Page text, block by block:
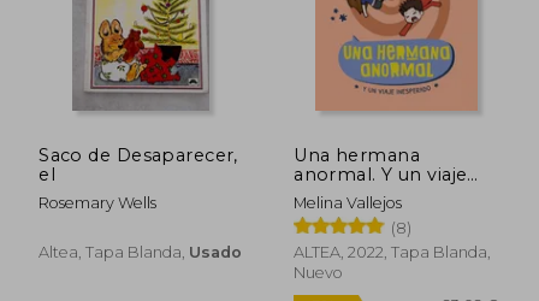
5% 24,25 € 5%
dcto.
Saco de Desaparecer,
el
Rosemary Wells
Altea, Tapa Blanda, Usado
Una hermana
anormal. Y un viaje
inesperado
Melina Vallejos
(8)
ALTEA, 2022, Tapa Blanda,
Nuevo